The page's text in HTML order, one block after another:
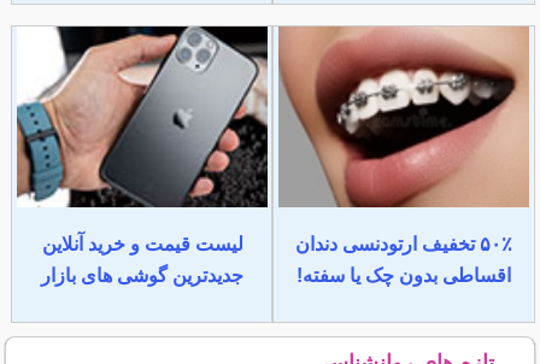
۵۰٪ تخفیف ارتودنسی دندان
اقساطی بدون چک یا سفته!
لیست قیمت و خرید آنلاین
جدیدترین گوشی های بازار